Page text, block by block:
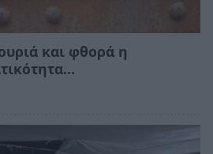
και φθορά η